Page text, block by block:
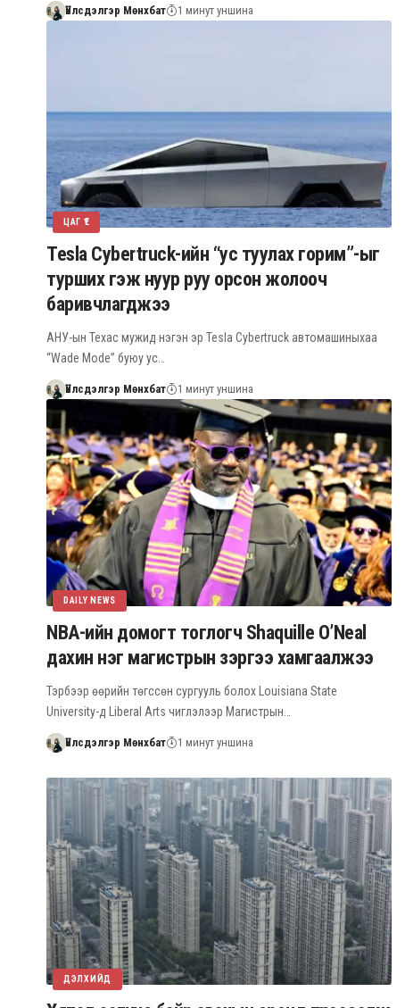
Үйлсдэлгэр Мөнхбат 1 минут уншина
ЦАГ ҮЕ
Tesla Cybertruck-ийн “ус туулах горим”-ыг
турших гэж нуур руу орсон жолооч
баривчлагджээ
АНУ-ын Техас мужид нэгэн эр Tesla Cybertruck автомашиныхаа
“Wade Mode” буюу ус…
Үйлсдэлгэр Мөнхбат 1 минут уншина
DAILY NEWS
NBA-ийн домогт тоглогч Shaquille O’Neal
дахин нэг магистрын зэргээ хамгаалжээ
Тэрбээр өөрийн төгссөн сургууль болох Louisiana State
University-д Liberal Arts чиглэлээр Магистрын…
Үйлсдэлгэр Мөнхбат 1 минут уншина
ДЭЛХИЙД